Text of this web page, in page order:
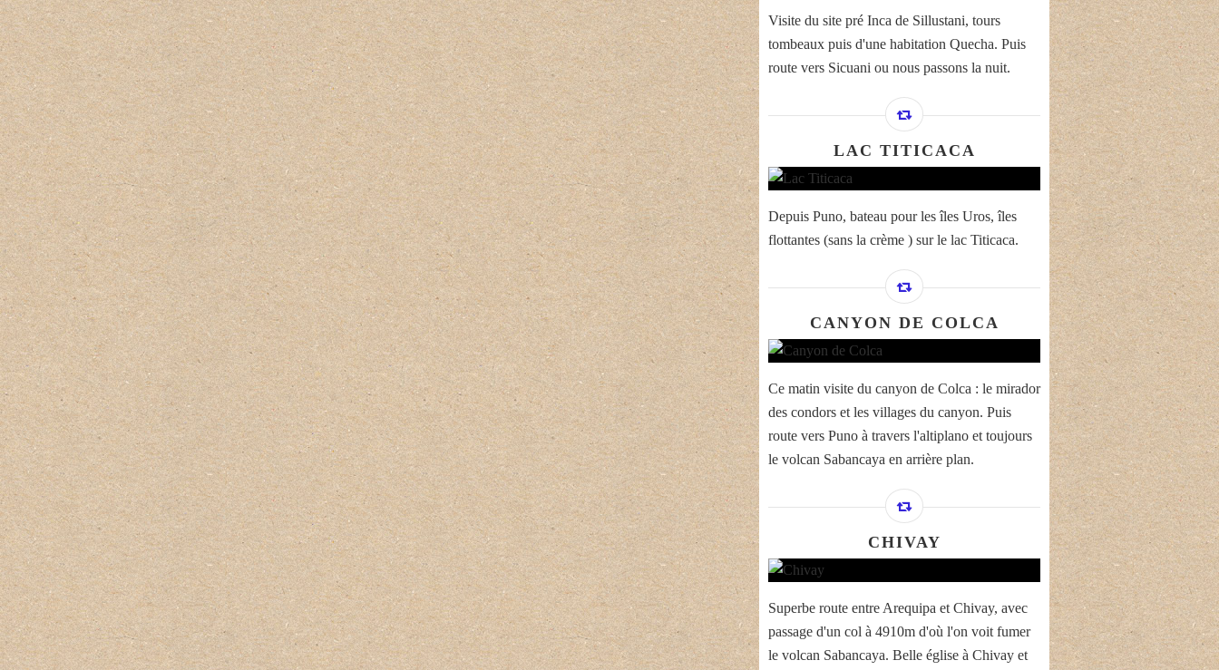
Visite du site pré Inca de Sillustani, tours
tombeaux puis d'une habitation Quecha. Puis
route vers Sicuani ou nous passons la nuit.
LAC TITICACA
Depuis Puno, bateau pour les îles Uros, îles
flottantes (sans la crème ) sur le lac Titicaca.
CANYON DE COLCA
Ce matin visite du canyon de Colca : le mirador
des condors et les villages du canyon. Puis
route vers Puno à travers l'altiplano et toujours
le volcan Sabancaya en arrière plan.
CHIVAY
Superbe route entre Arequipa et Chivay, avec
passage d'un col à 4910m d'où l'on voit fumer
le volcan Sabancaya. Belle église à Chivay et